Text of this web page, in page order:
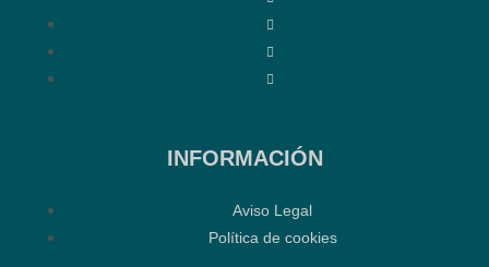
INFORMACIÓN
Aviso Legal
Política de cookies